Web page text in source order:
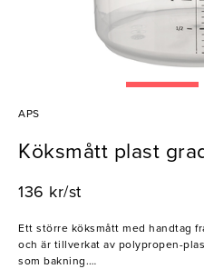
APS
Köksmått plast
136 kr/st
Ett större köksmått med handtag
och är tillverkat av polypropen-
som bakning.